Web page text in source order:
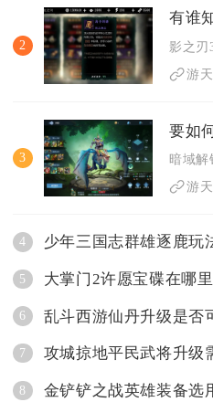
2
游
3
游
4 少年三国志群雄逐鹿玩
5 大掌门2许愿宝碟在哪
6 乱斗西游仙丹升级是否
7 攻城掠地平民武将升级
8 金铲铲之战英雄装备选